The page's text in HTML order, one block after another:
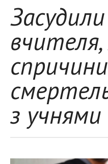
з учнями